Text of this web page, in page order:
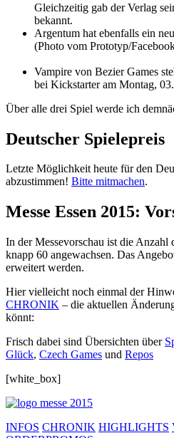
Gleichzeitig gab der Verlag
bekannt.
Argentum hat ebenfalls ein
(Photo vom Prototyp/
Vampire von Bezier Games
bei Kickstarter am Montag,
Über alle drei Spiel werde ich
Deutscher Spielepreis
Letzte Möglichkeit heute für den
abzustimmen! Bitte mitmachen.
Messe Essen 2015:
In der Messevorschau ist die Anzahl
knapp 60 angewachsen. Das
erweitert werden.
Hier vielleicht noch einmal der
CHRONIK – die aktuellen
könnt:
Frisch dabei sind Übersichten über
Glück, Czech Games und Repos
[white_box]
INFOS CHRONIK HIGHLIGHTS